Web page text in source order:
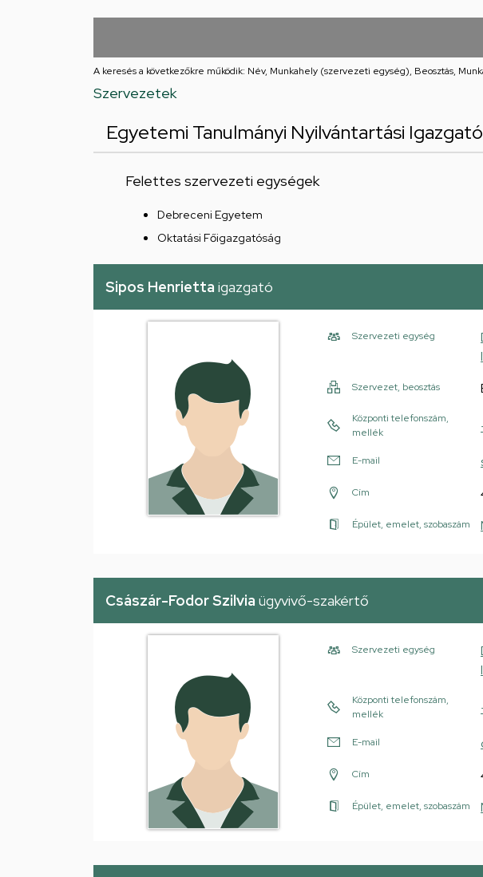
Iskolája
feladatellátási
A keresés a következőkre működik: Név, Munkahely (szervezeti egység), Beosztás,
Szervezetek
Egyetemi Tanulmányi Nyilvántartási
Felettes szervezeti egységek
Debreceni Egyetem
Oktatási Főigazgatóság
Sipos Henrietta igazgató
Szervezeti egység
Szervezet, beosztás
Központi telefonszám,
mellék
E-mail
Cím
Épület, emelet, szobaszám
Császár-Fodor Szilvia ügyvivő-szakértő
Szervezeti egység
Központi telefonszám,
mellék
E-mail
Cím
Épület, emelet, szobaszám